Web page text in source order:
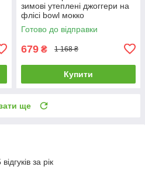
зимові утеплені джоггери на
флісі bowl мокко
Готово до відправки
679 ₴ 1 168 ₴
Купити
ще
за рік